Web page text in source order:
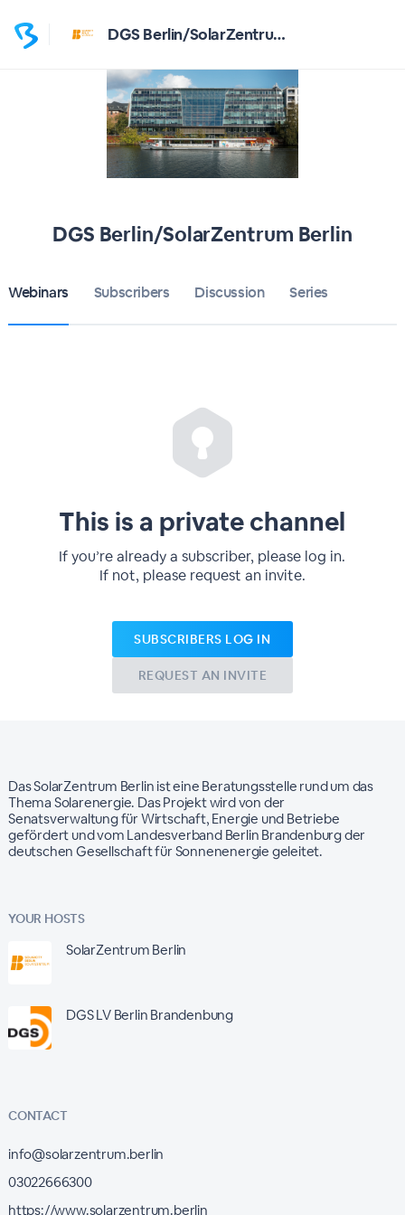
DGS Berlin/SolarZentrum Berlin
DGS Berlin/SolarZentrum Berlin
Webinars Subscribers Discussion Series
This is a private channel
If you’re already a subscriber, please log in.
If not, please request an invite.
SUBSCRIBERS LOG IN
REQUEST AN INVITE
Das SolarZentrum Berlin ist eine Beratungsstelle rund um das
Thema Solarenergie. Das Projekt wird von der
Senatsverwaltung für Wirtschaft, Energie und Betriebe
gefördert und vom Landesverband Berlin Brandenburg der
deutschen Gesellschaft für Sonnenenergie geleitet.
YOUR HOSTS
SolarZentrum Berlin
DGS LV Berlin Brandenbung
CONTACT
info@solarzentrum.berlin
03022666300
https://www.solarzentrum.berlin